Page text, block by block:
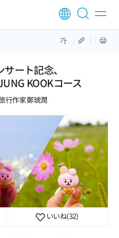
ート記念、
KOOKコース
作家 鄭琥潤
いいね(32)